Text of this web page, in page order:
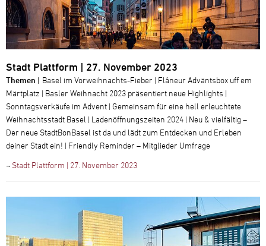
Stadt Plattform | 27. November 2023
Themen | Basel im Vorweihnachts-Fieber | Flâneur Adväntsbox uff em
Märtplatz | Basler Weihnacht 2023 präsentiert neue Highlights |
Sonntagsverkäufe im Advent | Gemeinsam für eine hell erleuchtete
Weihnachtsstadt Basel | Ladenöffnungszeiten 2024 | Neu & vielfältig –
Der neue StadtBonBasel ist da und lädt zum Entdecken und Erleben
deiner Stadt ein! | Friendly Reminder – Mitglieder Umfrage
¬ Stadt Plattform | 27. November 2023